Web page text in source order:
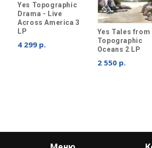
Yes Topographic
Drama - Live
Across America 3
LP
4 299 р.
Yes Tales from
Topographic
Oceans 2 LP
2 550 р.